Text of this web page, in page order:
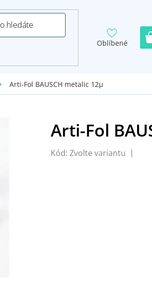
Oblíbené
Arti-Fol BAUSCH metalic 12µ
Kód: Zvolte variantu